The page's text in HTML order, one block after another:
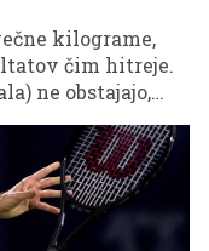
kilograme,
čim hitreje.
ne obstajajo,
hitreje. Tak
težo, ki hitro